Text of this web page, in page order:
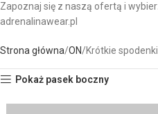
Zapoznaj się z naszą ofertą i
adrenalinawear.pl
Strona główna ON Krótkie spodenki
Pokaż pasek boczny